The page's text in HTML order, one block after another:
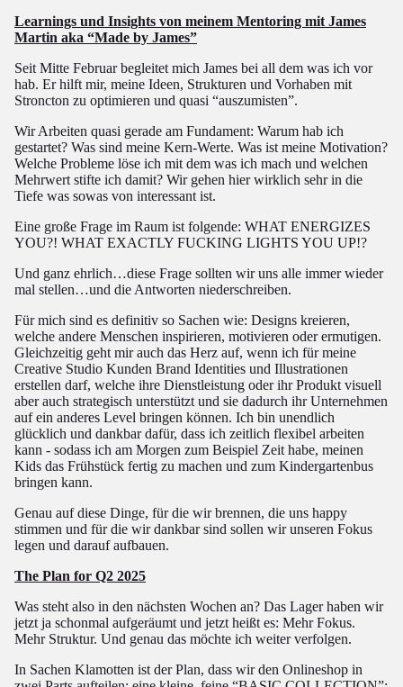
Learnings und Insights von meinem Mentoring mit James
Martin aka “Made by James”
Seit Mitte Februar begleitet mich James bei all dem was ich vor
hab. Er hilft mir, meine Ideen, Strukturen und Vorhaben mit
Stroncton zu optimieren und quasi “auszumisten”.
Wir Arbeiten quasi gerade am Fundament: Warum hab ich
gestartet? Was sind meine Kern-Werte. Was ist meine Motivation?
Welche Probleme löse ich mit dem was ich mach und welchen
Mehrwert stifte ich damit? Wir gehen hier wirklich sehr in die
Tiefe was sowas von interessant ist.
Eine große Frage im Raum ist folgende: WHAT ENERGIZES
YOU?! WHAT EXACTLY FUCKING LIGHTS YOU UP!?
Und ganz ehrlich…diese Frage sollten wir uns alle immer wieder
mal stellen…und die Antworten niederschreiben.
Für mich sind es definitiv so Sachen wie: Designs kreieren,
welche andere Menschen inspirieren, motivieren oder ermutigen.
Gleichzeitig geht mir auch das Herz auf, wenn ich für meine
Creative Studio Kunden Brand Identities und Illustrationen
erstellen darf, welche ihre Dienstleistung oder ihr Produkt visuell
aber auch strategisch unterstützt und sie dadurch ihr Unternehmen
auf ein anderes Level bringen können. Ich bin unendlich
glücklich und dankbar dafür, dass ich zeitlich flexibel arbeiten
kann - sodass ich am Morgen zum Beispiel Zeit habe, meinen
Kids das Frühstück fertig zu machen und zum Kindergartenbus
bringen kann.
Genau auf diese Dinge, für die wir brennen, die uns happy
stimmen und für die wir dankbar sind sollen wir unseren Fokus
legen und darauf aufbauen.
The Plan for Q2 2025
Was steht also in den nächsten Wochen an? Das Lager haben wir
jetzt ja schonmal aufgeräumt und jetzt heißt es: Mehr Fokus.
Mehr Struktur. Und genau das möchte ich weiter verfolgen.
In Sachen Klamotten ist der Plan, dass wir den Onlineshop in